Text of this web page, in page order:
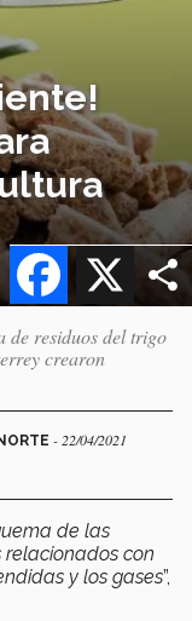
X
Facebook
de residuos del trigo
crearon
- 22/04/2021
de las
con
y los gases”,